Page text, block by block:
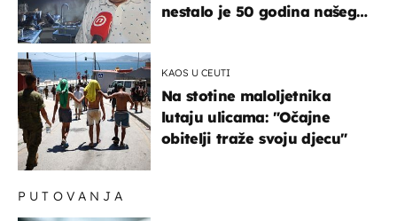
nestalo je 50 godina našeg
KAOS U CEUTI
Na stotine maloljetnika
lutaju ulicama: "Očajne
obitelji traže svoju djecu"
PUTOVANJA